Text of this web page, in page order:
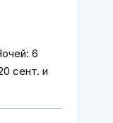
6
сент. и